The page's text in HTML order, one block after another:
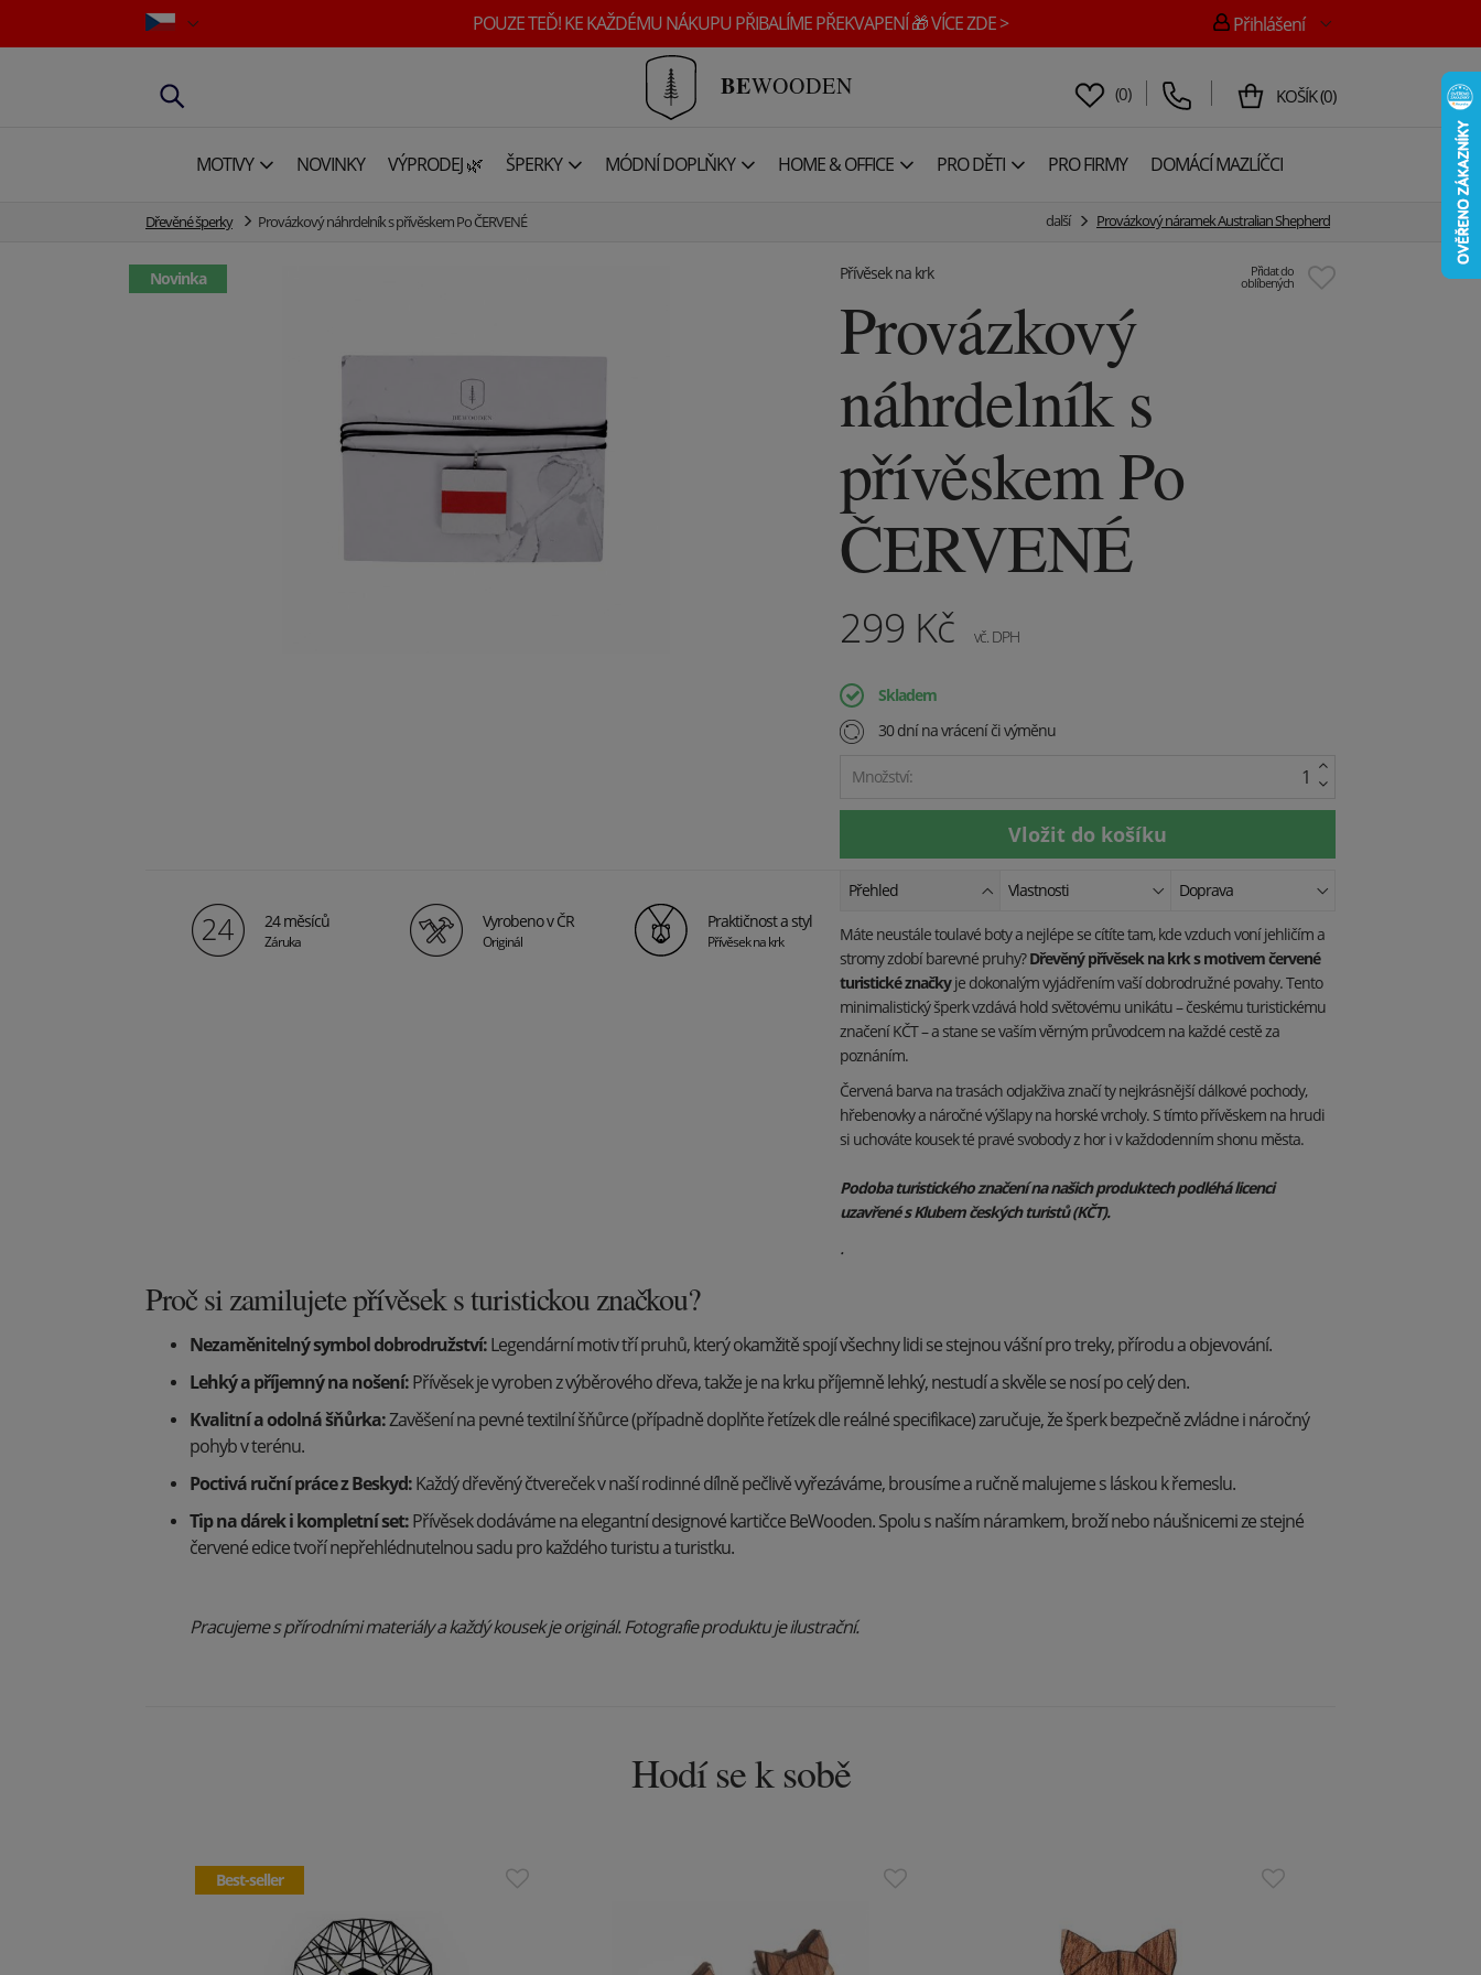
POUZE TEĎ! KE KAŽDÉMU NÁKUPU PŘIBALÍME PŘEKVAPENÍ 🎁 VÍCE ZDE > Přihlášení
BEWOODEN (0) KOŠÍK(0)
MOTIVY NOVINKY VÝPRODEJ 🌿 ŠPERKY MÓDNÍ DOPLŇKY HOME & OFFICE PRO DĚTI PRO FIRMY DOMÁCÍ MAZLÍČCI
Dřevěné šperky Provázkový náhrdelník s přívěskem Po ČERVENÉ další Provázkový náramek Australian Shepherd
Novinka Přidat do
oblíbených
Přívěsek na krk
Provázkový
náhrdelník s
přívěskem Po
ČERVENÉ
299 Kč vč. DPH
Skladem
30 dní na vrácení či výměnu
Množství:
24 měsíců
Záruka
Vyrobeno v ČR
Originál
Praktičnost a styl
Přívěsek na krk
Přehled Vlastnosti Doprava
Máte neustále toulavé boty a nejlépe se cítíte tam, kde vzduch voní jehličím a
stromy zdobí barevné pruhy?Dřevěný přívěsek na krk s motivem červené
turistické značkyje dokonalým vyjádřením vaší dobrodružné povahy. Tento
minimalistický šperk vzdává hold světovému unikátu – českému turistickému
značení KČT – a stane se vaším věrným průvodcem na každé cestě za
poznáním.
Červená barva na trasách odjakživa značí ty nejkrásnější dálkové pochody,
hřebenovky a náročné výšlapy na horské vrcholy. S tímto přívěskem na hrudi
si uchováte kousek té pravé svobody z hor i v každodenním shonu města.
Podoba turistického značení na našich produktech podléhá licenci
uzavřené s Klubem českých turistů (KČT).
.
Proč si zamilujete přívěsek s turistickou značkou?
Nezaměnitelný symbol dobrodružství:Legendární motiv tří pruhů, který okamžitě spojí všechny lidi se stejnou vášní pro treky, přírodu a objevování.
Lehký a příjemný na nošení:Přívěsek je vyroben z výběrového dřeva, takže je na krku příjemně lehký, nestudí a skvěle se nosí po celý den.
Kvalitní a odolná šňůrka:Zavěšení na pevné textilní šňůrce (případně doplňte řetízek dle reálné specifikace) zaručuje, že šperk bezpečně zvládne i náročný
pohyb v terénu.
Poctivá ruční práce z Beskyd:Každý dřevěný čtvereček v naší rodinné dílně pečlivě vyřezáváme, brousíme a ručně malujeme s láskou k řemeslu.
Tip na dárek i kompletní set:Přívěsek dodáváme na elegantní designové kartičce BeWooden. Spolu s naším náramkem, broží nebo náušnicemi ze stejné
červené edice tvoří nepřehlédnutelnou sadu pro každého turistu a turistku.
Pracujeme s přírodními materiály a každý kousek je originál. Fotografie produktu je ilustrační.
Hodí se k sobě
Best-seller